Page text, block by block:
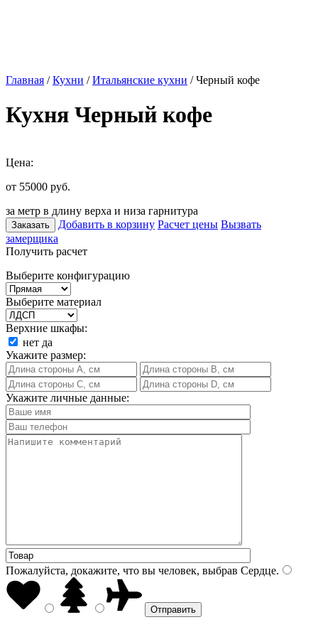
Главная /Кухни /Итальянские кухни / Черный кофе
Кухня Черный кофе
Цена:
от 55000 руб.
за метр в длину верха и низа гарнитура
Заказать Добавить в корзину Расчет цены Вызвать
замерщика
Получить расчет
Выберите конфигурацию
Выберите материал
Верхние шкафы:
нет да
Укажите размер:
Укажите личные данные:
Пожалуйста, докажите, что вы человек, выбрав Сердце.